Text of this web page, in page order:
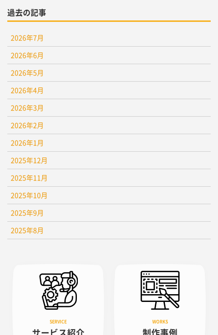
過去の記事
2026年7月
2026年6月
2026年5月
2026年4月
2026年3月
2026年2月
2026年1月
2025年12月
2025年11月
2025年10月
2025年9月
2025年8月